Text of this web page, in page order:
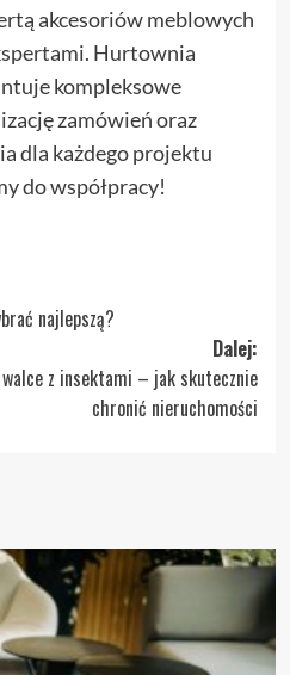
akcesoriów meblowych
Hurtownia
kompleksowe
zamówień oraz
dla każdego projektu
do współpracy!
najlepszą?
Dalej:
walce z insektami – jak skutecznie
chronić nieruchomości